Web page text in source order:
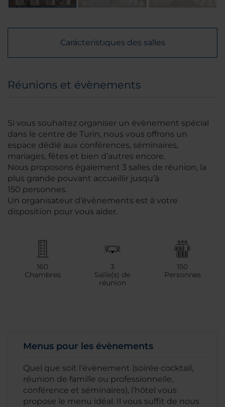
Carácteristiques des salles
Réunions et évènements
Si vous souhaitez organiser un évènement spécial
dans le centre de Turin, nous vous offrons un
espace dédié aux conférences, séminaires,
mariages, fêtes et bien d’autres encore.
Nous proposons également 3 salles de réunion, la
plus grande pouvant accueillir jusqu’à
150 personnes.
Un organisateur d’évènements est à votre
disposition pour vous aider.
160
Chambres
3
Salle(s) de
réunion
150
Personnes
Menus pour les évènements
Quel que soit l’évènement (soirée cocktail,
réunion de famille ou professionnelle,
conférence et séminaires), l’hôtel vous
propose le menu idéal. Il vous suffit de nous